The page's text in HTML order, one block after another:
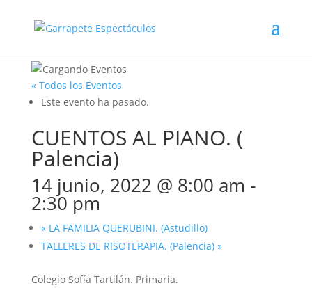
« Todos los Eventos
Este evento ha pasado.
CUENTOS AL PIANO. (
Palencia)
14 junio, 2022 @ 8:00 am -
2:30 pm
«LA FAMILIA QUERUBINI. (Astudillo)
TALLERES DE RISOTERAPIA. (Palencia) »
Colegio Sofía Tartilán. Primaria.